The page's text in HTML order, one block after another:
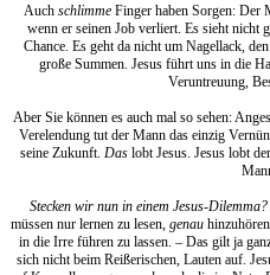
Auch schlimmeFinger haben Sorgen: Der
wenn er seinen Job verliert. Es sieht nicht
Chance. Es geht da nicht um Nagellack,
große Summen. Jesus führt uns in die
Veruntreuung,
Aber Sie können es auch mal so sehen:
Verelendung tut der Mann das einzig
seine Zukunft. Daslobt Jesus. Jesus lobt
Stecken wir nun in einem Jesus-Dilemma?
müssen nur lernen zu lesen, genau
in die Irre führen zu lassen. – Das gilt ja
sich nicht beim Reißerischen, Lauten auf.